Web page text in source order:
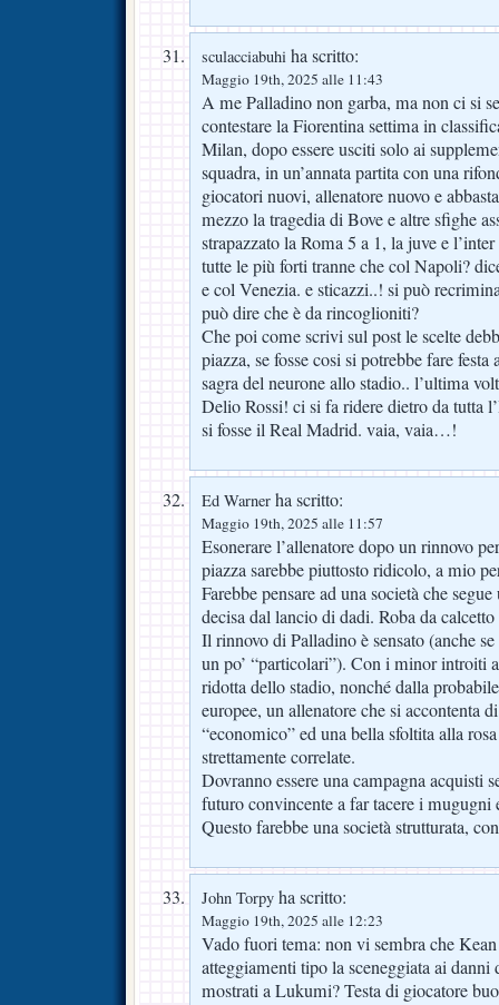
sculacciabuhi ha scritto:
Maggio 19th, 2025 alle 11:43
A me Palladino non garba, ma non ci si
contestare la Fiorentina settima in
Milan, dopo essere usciti solo ai
squadra, in un’annata partita con una
giocatori nuovi, allenatore nuovo e
mezzo la tragedia di Bove e altre sfighe
strapazzato la Roma 5 a 1, la juve e
tutte le più forti tranne che col Napoli?
e col Venezia. e sticazzi..! si può
può dire che è da rincoglioniti?
Che poi come scrivi sul post le scelte
piazza, se fosse cosi si potrebbe fare festa
sagra del neurone allo stadio.. l’ultima
Delio Rossi! ci si fa ridere dietro da tutta
si fosse il Real Madrid. vaia, vaia…!
Ed Warner ha scritto:
Maggio 19th, 2025 alle 11:57
Esonerare l’allenatore dopo un rinnovo
piazza sarebbe piuttosto ridicolo, a mio
Farebbe pensare ad una società che
decisa dal lancio di dadi. Roba da
Il rinnovo di Palladino è sensato (anche
un po’ “particolari”). Con i minor introiti
ridotta dello stadio, nonché dalla
europee, un allenatore che si accontenta
“economico” ed una bella sfoltita alla
strettamente correlate.
Dovranno essere una campagna acquisti
futuro convincente a far tacere i mugugni
Questo farebbe una società strutturata,
John Torpy ha scritto:
Maggio 19th, 2025 alle 12:23
Vado fuori tema: non vi sembra che
atteggiamenti tipo la sceneggiata ai
mostrati a Lukumi? Testa di giocatore